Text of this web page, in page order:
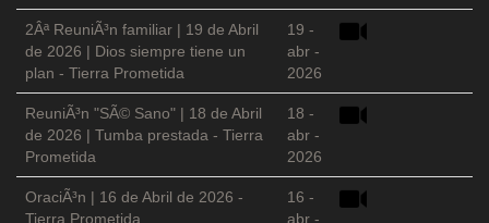
2Âª ReuniÃ³n familiar | 19 de Abril
de 2026 | Dios siempre tiene un
plan - Tierra Prometida
19 -
abr -
2026
ReuniÃ³n "SÃ© Sano" | 18 de Abril
de 2026 | Tumba prestada - Tierra
Prometida
18 -
abr -
2026
OraciÃ³n | 16 de Abril de 2026 -
Tierra Prometida
16 -
abr -